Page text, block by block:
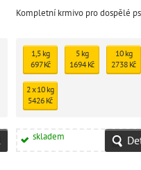
Kompletní krmivo pro dospělé
1,5 kg
697 Kč
5 kg
1694 Kč
10 kg
2738 Kč
2 x 10 kg
5426 Kč
skladem